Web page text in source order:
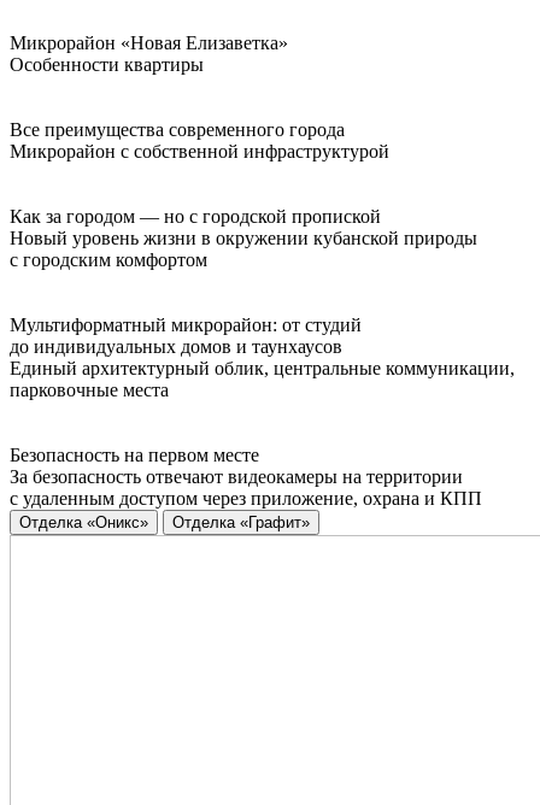
Микрорайон «Новая Елизаветка»
Особенности квартиры
Все преимущества современного города
Микрорайон с собственной инфраструктурой
Как за городом — но с городской пропиской
Новый уровень жизни в окружении кубанской природы
с городским комфортом
Мультиформатный микрорайон: от студий
до индивидуальных домов и таунхаусов
Единый архитектурный облик, центральные коммуникации,
парковочные места
Безопасность на первом месте
За безопасность отвечают видеокамеры на территории
с удаленным доступом через приложение, охрана и КПП
Отделка «Оникс» Отделка «Графит»